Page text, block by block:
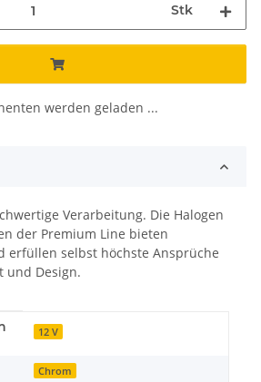
Stk
werden geladen ...
Verarbeitung. Die Halogen
der Premium Line bieten
erfüllen selbst höchste Ansprüche
und Design.
12 V
Chrom